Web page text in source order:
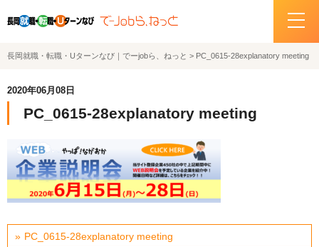
ホーム
サポートデスクの紹介
お問い合わせ
長岡就職・転職・Uターンなび｜でーjobら、ねっと > PC_0615-28explanatory meeting
2020年06月08日
PC_0615-28explanatory meeting
PC_0615-28explanatory meeting